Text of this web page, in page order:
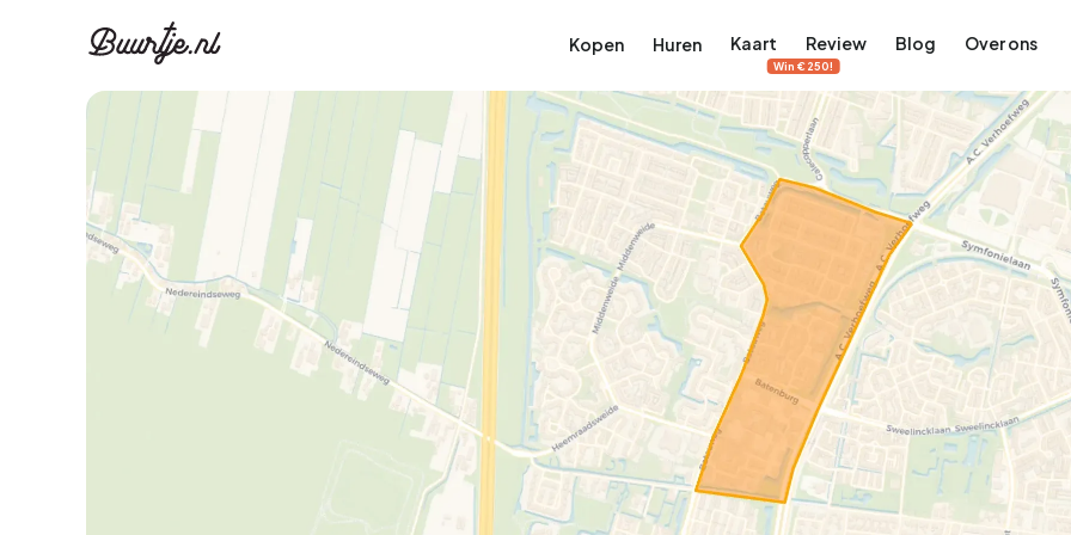
Kopen
Ontdek Amsterdam
Grachtengordel, Jordaan, De Pijp en meer
Koopwoningen in Amsterdam Bekijk op de kaart
5.640
Appartementen Studio's
371
Tussenwoning
Huren
Ontdek Amsterdam
Grachtengordel, Jordaan, De Pijp en meer
Huurwoningen in Amsterdam Bekijk op de kaart
Appartementen
65
Studio's Tussenwoning
Kaart Review
Win €250!
Blog Over ons